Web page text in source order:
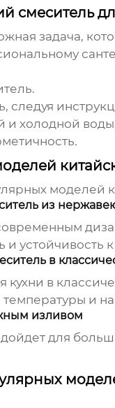
смеситель
задача,
следуя
и холодной
моделей
из
и
в
кухни в
и
изливом
для